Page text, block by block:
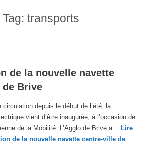
Tag: transports
de la nouvelle navette
Brive
circulation depuis le début de l’été, la
vient d’être inaugurée, à l’occasion de
de la Mobilité. L’Agglo de Brive a… Lire
de la nouvelle navette centre-ville de